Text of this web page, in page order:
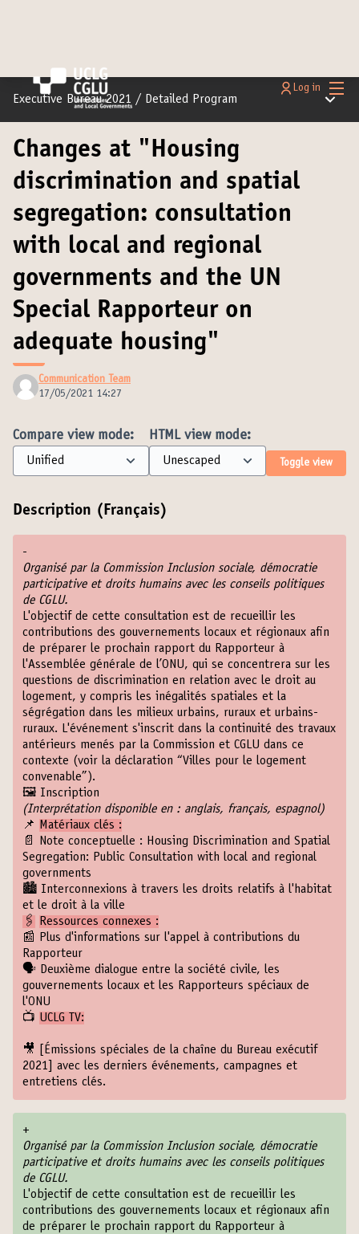
Main
Log in
Executive Bureau 2021 / Detailed Program Main
Changes at "Housing
discrimination and spatial
segregation: consultation
with local and regional
governments and the UN
Special Rapporteur on
adequate housing"
Communication Team
17/05/2021 14:27
Compare view mode: HTML view mode:
Toggle view
Description (Français)
-
Organisé par la Commission Inclusion sociale, démocratie
participative et droits humains avec les conseils politiques
de CGLU.
L'objectif de cette consultation est de recueillir les
contributions des gouvernements locaux et régionaux afin
de préparer le prochain rapport du Rapporteur à
l'Assemblée générale de l’ONU, qui se concentrera sur les
questions de discrimination en relation avec le droit au
logement, y compris les inégalités spatiales et la
ségrégation dans les milieux urbains, ruraux et urbains-
ruraux. L'événement s'inscrit dans la continuité des travaux
antérieurs menés par la Commission et CGLU dans ce
contexte (voir la déclaration “Villes pour le logement
convenable”).
🖼️ Inscription
(Interprétation disponible en : anglais, français, espagnol)
📌
Matériaux clés :
📄 Note conceptuelle : Housing Discrimination and Spatial
Segregation: Public Consultation with local and regional
governments
🏙 Interconnexions à travers les droits relatifs à l'habitat
et le droit à la ville
🖇
Ressources connexes :
📰
Plus d'informations sur l'appel à contributions du
Rapporteur
🗣 Deuxième dialogue entre la société civile, les
gouvernements locaux et les Rapporteurs spéciaux de
l'ONU
📺 UCLG TV:
🎥
[Émissions spéciales de la chaîne du Bureau exécutif
2021] avec les derniers événements, campagnes et
entretiens clés.
+
Organisé par la Commission Inclusion sociale, démocratie
participative et droits humains avec les conseils politiques
de CGLU.
L'objectif de cette consultation est de recueillir les
contributions des gouvernements locaux et régionaux afin
de préparer le prochain rapport du Rapporteur à